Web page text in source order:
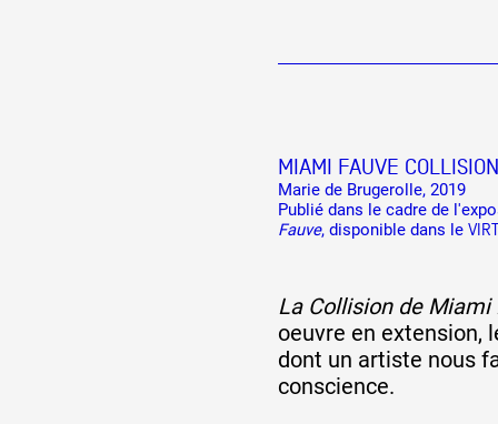
MIAMI FAUVE
Marie de Brugerolle, 2019
Publié dans le cadre de
Fauve, disponible dans le
La Collision de Miami
oeuvre en extension,
dont un artiste nous
conscience.